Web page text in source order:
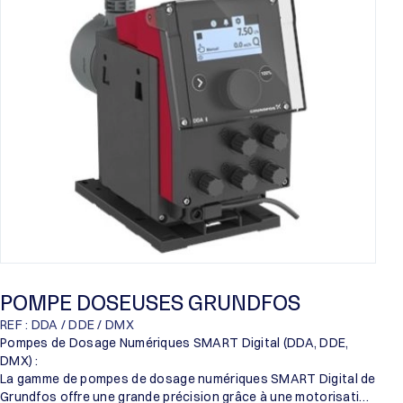
POMPE DOSEUSES GRUNDFOS
REF : DDA / DDE / DMX
Pompes de Dosage Numériques SMART Digital (DDA, DDE,
DMX) :
La gamme de pompes de dosage numériques SMART Digital de
Grundfos offre une grande précision grâce à une motorisation